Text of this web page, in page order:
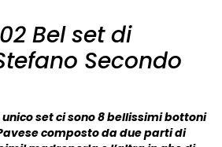
(49)
(34)
di Filati e Ago (24)
Bel set di
Secondo
set ci sono 8 bellissimi bottoni
composto da due parti di